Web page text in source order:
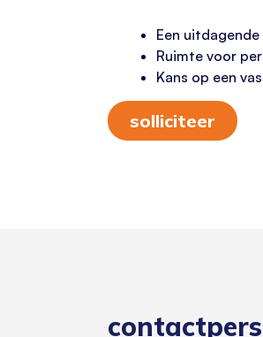
Een
Ruimte voor
Kans op een
solliciteer